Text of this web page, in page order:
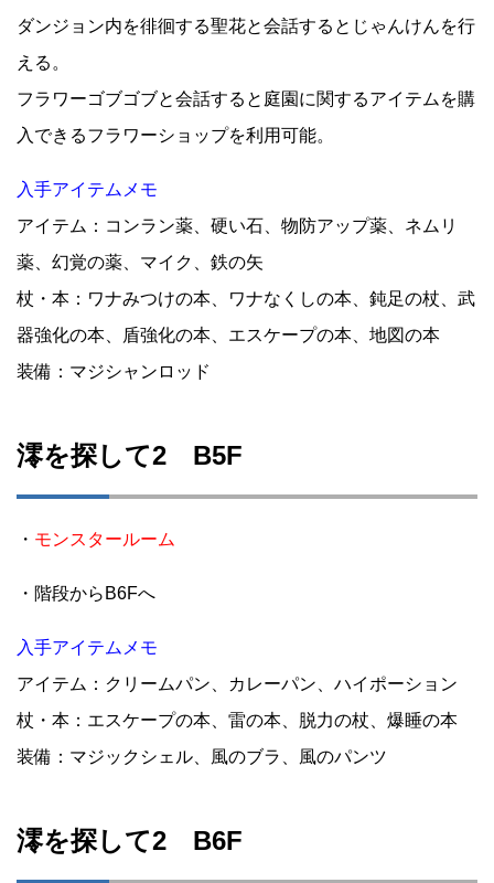
ダンジョン内を徘徊する聖花と会話するとじゃんけんを行
える。
フラワーゴブゴブと会話すると庭園に関するアイテムを購
入できるフラワーショップを利用可能。
入手アイテムメモ
アイテム：コンラン薬、硬い石、物防アップ薬、ネムリ
薬、幻覚の薬、マイク、鉄の矢
杖・本：ワナみつけの本、ワナなくしの本、鈍足の杖、武
器強化の本、盾強化の本、エスケープの本、地図の本
装備：マジシャンロッド
澪を探して2 B5F
・ モンスタールーム
・階段からB6Fへ
入手アイテムメモ
アイテム：クリームパン、カレーパン、ハイポーション
杖・本：エスケープの本、雷の本、脱力の杖、爆睡の本
装備：マジックシェル、風のブラ、風のパンツ
澪を探して2 B6F